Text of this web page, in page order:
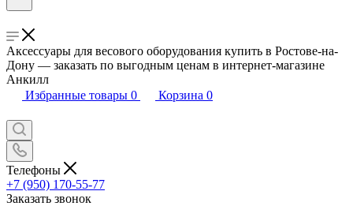
Аксессуары для весового оборудования купить в Ростове-на-
Дону — заказать по выгодным ценам в интернет-магазине
Анкилл
Избранные товары 0 Корзина 0
Телефоны
+7 (950) 170-55-77
Заказать звонок